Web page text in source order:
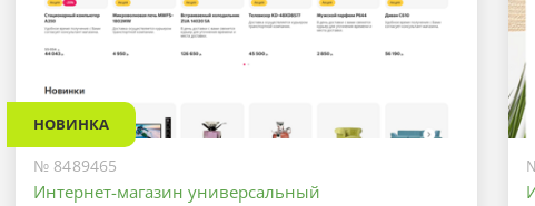
НОВИНКА
№ 8489465
Интернет-магазин универсальный